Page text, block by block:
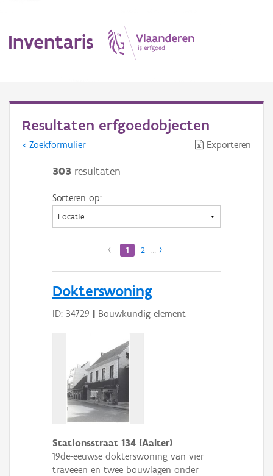
Inventaris
Erfgoedobject
Aanduidingsobject
Waarneming
Resultaten erfgoedobjecten
< Zoekformulier Exporteren
303 resultaten
Sorteren op:
‹ 1 2 … ›
Dokterswoning
ID: 34729 | Bouwkundig element
Stationsstraat 134 (Aalter)
19de-eeuwse dokterswoning van vier
traveeën en twee bouwlagen onder